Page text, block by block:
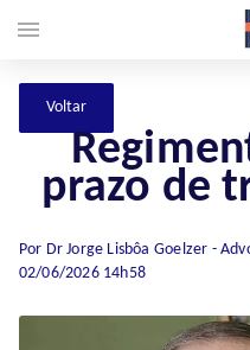
prazo de
Por Dr Jorge Lisbôa Goelzer -
02/06/2026 14h58
menu